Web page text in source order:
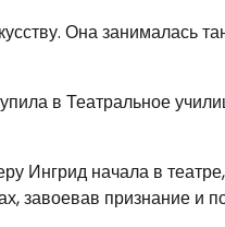
Она занималась
в Театральное
Ингрид начала в
завоевав признание и